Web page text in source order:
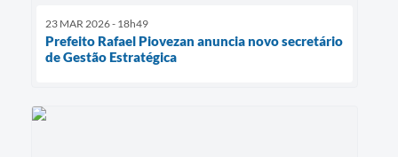
23 MAR 2026 - 18h49
Prefeito Rafael Piovezan anuncia novo secretário
de Gestão Estratégica